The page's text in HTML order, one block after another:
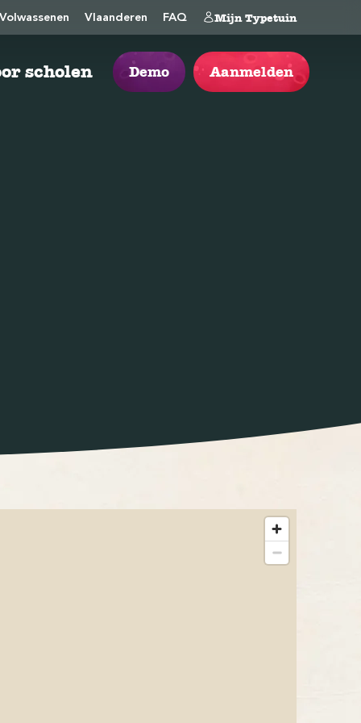
Volwassenen Vlaanderen FAQ Mijn Typetuin
scholen Demo Aanmelden